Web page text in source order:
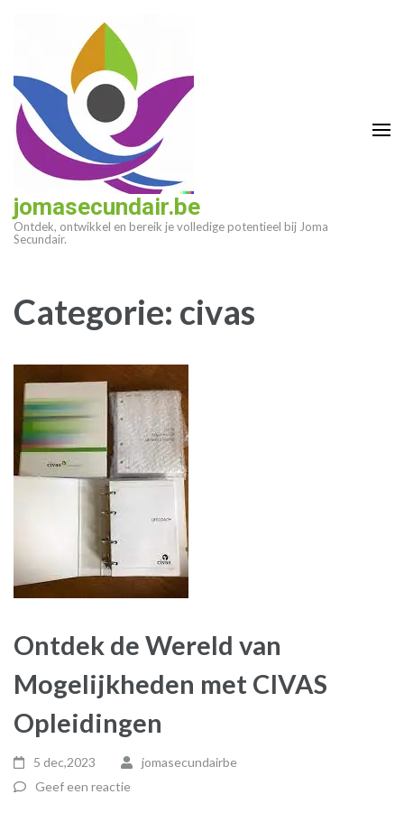
(druk
enter)
jomasecundair.be
Ontdek, ontwikkel en bereik je volledige potentieel bij Joma
Secundair.
Categorie: civas
Ontdek de Wereld van
Mogelijkheden met CIVAS
Opleidingen
5 dec,2023
jomasecundairbe
Geef een reactie